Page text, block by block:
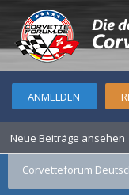
ANMELDEN
Neue Beiträge ansehen
Corvetteforum